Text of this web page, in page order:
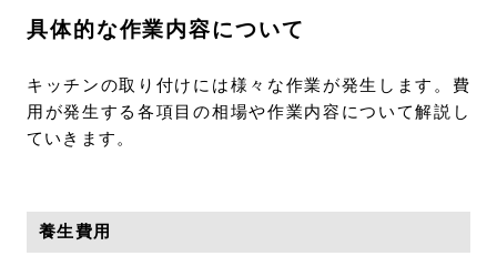
具体的な作業内容について
キッチンの取り付けには様々な作業が発生します。費
用が発生する各項目の相場や作業内容について解説し
ていきます。
養生費用